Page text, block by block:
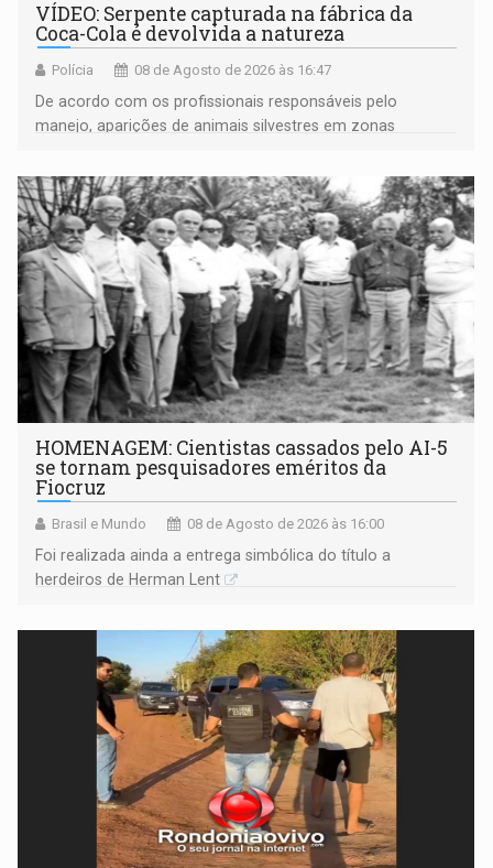
VÍDEO: Serpente capturada na fábrica da
Coca-Cola é devolvida a natureza
Polícia 08 de Agosto de 2026 às 16:47
De acordo com os profissionais responsáveis pelo
manejo, aparições de animais silvestres em zonas
HOMENAGEM: Cientistas cassados pelo AI-5
se tornam pesquisadores eméritos da
Fiocruz
Brasil e Mundo 08 de Agosto de 2026 às 16:00
Foi realizada ainda a entrega simbólica do título a
herdeiros de Herman Lent